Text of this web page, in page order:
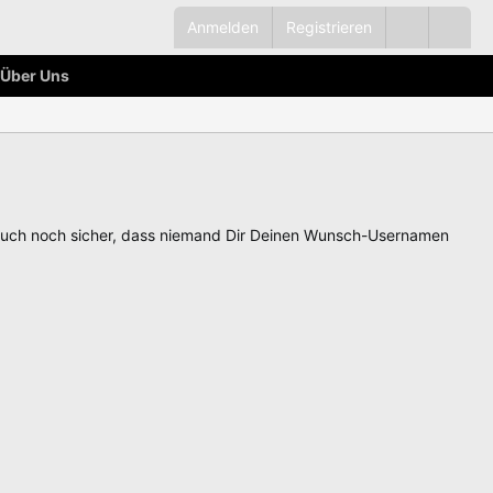
Anmelden Registrieren
Über Uns
noch sicher, dass niemand Dir Deinen Wunsch-Usernamen